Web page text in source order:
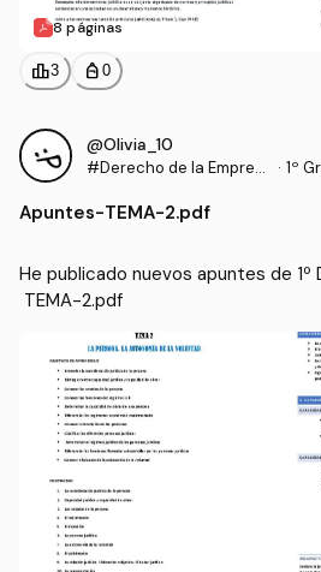
8 páginas
leaderboard3 personal_bag 0
@Olivia_10
#Derecho de la Empres
· 1º
Apuntes-TEMA-2.pdf
He publicado nuevos apuntes de 1º
TEMA-2.pdf